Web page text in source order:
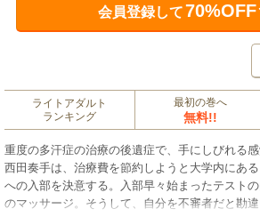
会員登録して70%OFF
ライトアダルト
ランキング
最初の巻へ
無料!!
重度の多汗症の治療の後遺症で、手にしびれる
西田奏手は、治療費を節約しようと大学内にあ
への入部を決意する。入部早々始まったテスト
のマッサージ。そうして、自分を不審者だと勘